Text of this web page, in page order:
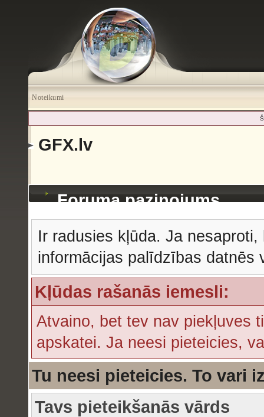
Noteikumi
GFX.lv
Foruma paziņojums
Ir radusies kļūda. Ja
informācijas palīdzības datnēs
Kļūdas rašanās iemesli:
Atvaino, bet tev nav piekļuves
apskatei. Ja neesi pieteicies,
Tu neesi pieteicies. To vari
Tavs pieteikšanās vārds